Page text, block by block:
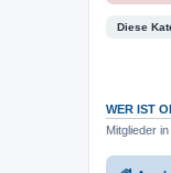
Diese
WER IST
Mitglieder